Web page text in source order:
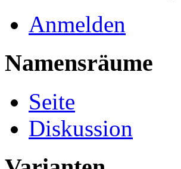
Anmelden
Namensräume
Seite
Diskussion